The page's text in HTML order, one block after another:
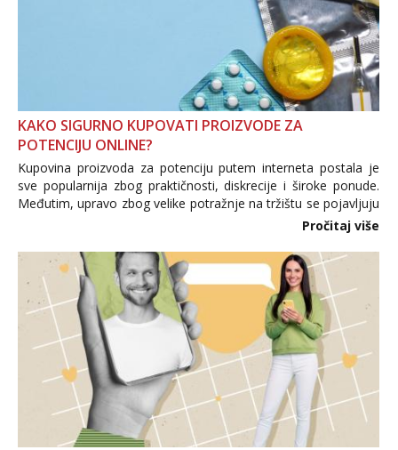
KAKO SIGURNO KUPOVATI PROIZVODE ZA
POTENCIJU ONLINE?
Kupovina proizvoda za potenciju putem interneta postala je
sve popularnija zbog praktičnosti, diskrecije i široke ponude.
Međutim, upravo zbog velike potražnje na tržištu se pojavljuju
i brojni krivotvoreni proizvodi, nepouzdane internetske
Pročitaj više